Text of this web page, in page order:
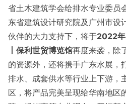
省土木建筑学会给排水专业委员
东省建筑设计研究院及广州市设
伙伴的大力支持下，将于2022
丨保利世贸博览馆再度来袭，除
的资源外，还将携手广东水展，
排水、成套供水等行业上下游，
区，将产品完美呈现给华南地区